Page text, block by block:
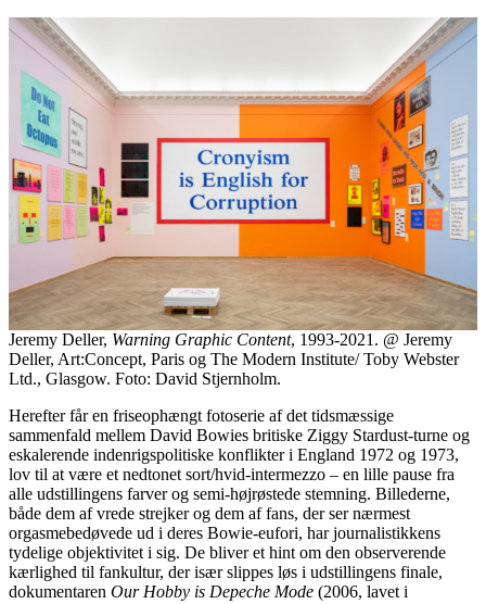
Jeremy Deller, Warning Graphic Content, 1993-2021. @ Jeremy
Deller, Art:Concept, Paris og The Modern Institute/ Toby Webster
Ltd., Glasgow. Foto: David Stjernholm.
Herefter får en friseophængt fotoserie af det tidsmæssige
sammenfald mellem David Bowies britiske Ziggy Stardust-turne og
eskalerende indenrigspolitiske konflikter i England 1972 og 1973,
lov til at være et nedtonet sort/hvid-intermezzo – en lille pause fra
alle udstillingens farver og semi-højrøstede stemning. Billederne,
både dem af vrede strejker og dem af fans, der ser nærmest
orgasmebedøvede ud i deres Bowie-eufori, har journalistikkens
tydelige objektivitet i sig. De bliver et hint om den observerende
kærlighed til fankultur, der især slippes løs i udstillingens finale,
dokumentaren Our Hobby is Depeche Mode (2006, lavet i